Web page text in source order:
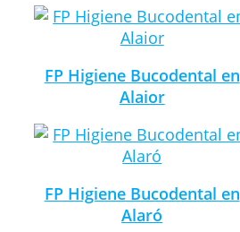
FP Higiene Bucodental en
Alaior
FP Higiene Bucodental en
Alaró